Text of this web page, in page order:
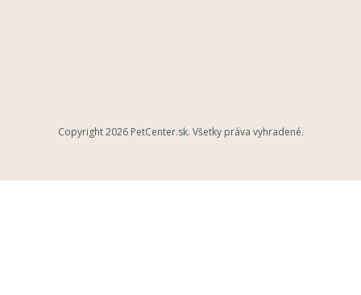
Copyright 2026 PetCenter.sk. Všetky práva vyhradené.